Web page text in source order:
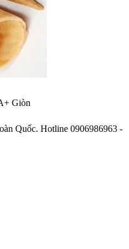
Giòn
Quốc. Hotline 0906986963 -